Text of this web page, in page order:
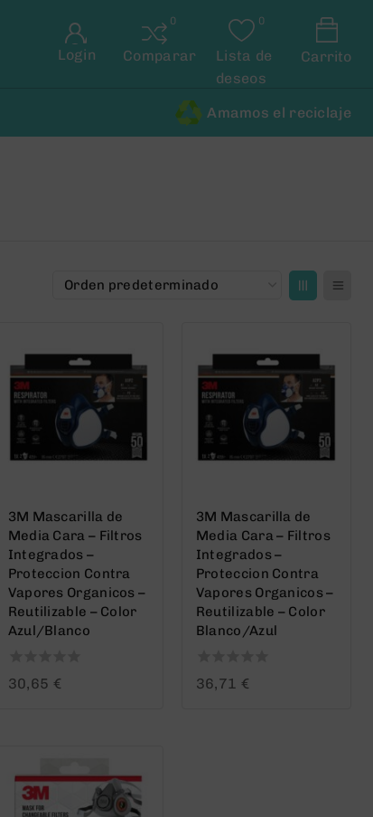
Login Comparar
Lista de
deseos
Carrito
Amamos el reciclaje
3M Mascarilla de
Media Cara – Filtros
Integrados –
Proteccion Contra
Vapores Organicos –
Reutilizable – Color
Azul/Blanco
0
30,65 €
3M Mascarilla de
Media Cara – Filtros
Integrados –
Proteccion Contra
Vapores Organicos –
Reutilizable – Color
Blanco/Azul
0
36,71 €